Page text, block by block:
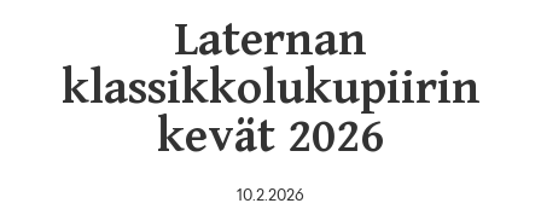
Laternan
klassikkolukupiirin
kevät 2026
10.2.2026